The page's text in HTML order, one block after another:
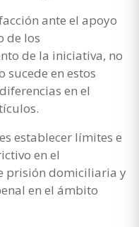
ante el apoyo
de los
de la iniciativa, no
sucede en estos
en el
establecer límites e
en el
prisión domiciliaria y
en el ámbito